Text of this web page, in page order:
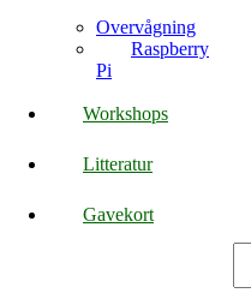
Overvågning
Raspberry
Pi
Workshops
Litteratur
Gavekort